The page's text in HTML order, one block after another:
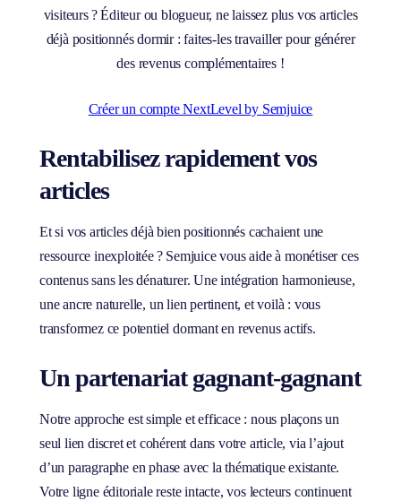
visiteurs ? Éditeur ou blogueur, ne laissez plus vos articles
déjà positionnés dormir : faites-les travailler pour générer
des revenus complémentaires !
Créer un compte NextLevel by Semjuice
Rentabilisez rapidement vos
articles
Et si vos articles déjà bien positionnés cachaient une
ressource inexploitée ? Semjuice vous aide à monétiser ces
contenus sans les dénaturer. Une intégration harmonieuse,
une ancre naturelle, un lien pertinent, et voilà : vous
transformez ce potentiel dormant en revenus actifs.
Un partenariat gagnant-gagnant
Notre approche est simple et efficace : nous plaçons un
seul lien discret et cohérent dans votre article, via l’ajout
d’un paragraphe en phase avec la thématique existante.
Votre ligne éditoriale reste intacte, vos lecteurs continuent